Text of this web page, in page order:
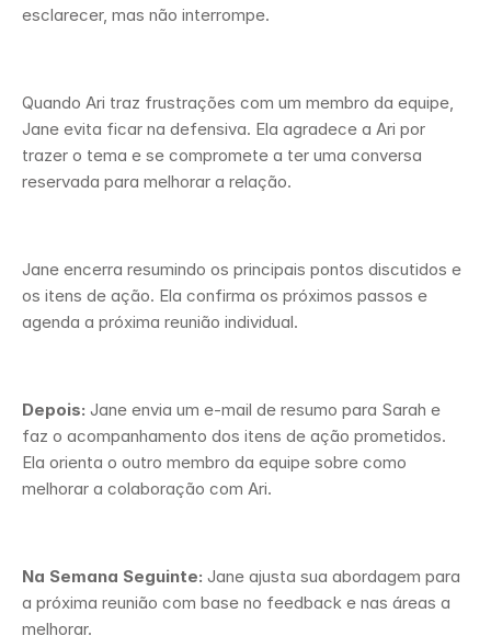
esclarecer, mas não interrompe.
Quando Ari traz frustrações com um membro da equipe,
Jane evita ficar na defensiva. Ela agradece a Ari por
trazer o tema e se compromete a ter uma conversa
reservada para melhorar a relação.
Jane encerra resumindo os principais pontos discutidos e
os itens de ação. Ela confirma os próximos passos e
agenda a próxima reunião individual.
Depois: Jane envia um e-mail de resumo para Sarah e
faz o acompanhamento dos itens de ação prometidos.
Ela orienta o outro membro da equipe sobre como
melhorar a colaboração com Ari.
Na Semana Seguinte: Jane ajusta sua abordagem para
a próxima reunião com base no feedback e nas áreas a
melhorar.